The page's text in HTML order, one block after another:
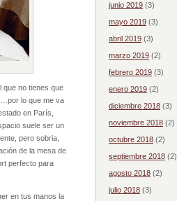
que no tienes que
lo que me va
en París,
suele ser un
pero sobria,
de la mesa de
perfecto para
en tus manos la
junio 2019 (3)
mayo 2019 (3)
abril 2019 (3)
marzo 2019 (2)
febrero 2019 (3)
enero 2019 (2)
diciembre 2018 (3)
noviembre 2018 (2)
octubre 2018 (2)
septiembre 2018 (2)
agosto 2018 (2)
julio 2018 (3)